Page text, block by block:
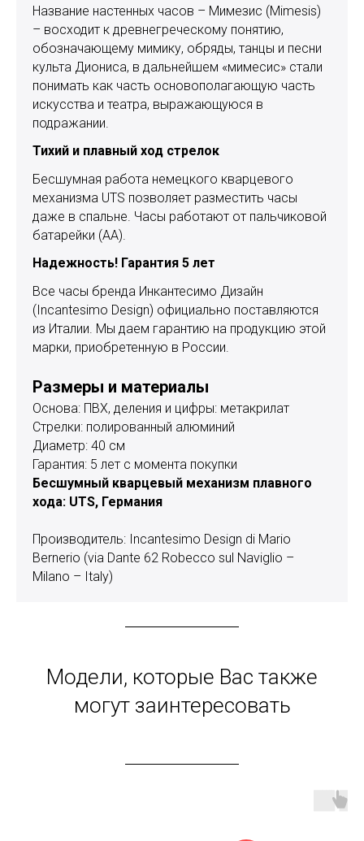
Название настенных часов – Мимезис (Mimesis)
– восходит к древнегреческому понятию,
обозначающему мимику, обряды, танцы и песни
культа Диониса, в дальнейшем «мимесис» стали
понимать как часть основополагающую часть
искусства и театра, выражающуюся в
подражании.
Тихий и плавный ход стрелок
Бесшумная работа немецкого кварцевого
механизма UTS позволяет разместить часы
даже в спальне. Часы работают от пальчиковой
батарейки (АА).
Надежность! Гарантия 5 лет
Все часы бренда Инкантесимо Дизайн
(Incantesimo Design) официально поставляются
из Италии. Мы даем гарантию на продукцию этой
марки, приобретенную в России.
Размеры и материалы
Основа: ПВХ, деления и цифры: метакрилат
Стрелки: полированный алюминий
Диаметр: 40 см
Гарантия: 5 лет с момента покупки
Бесшумный кварцевый механизм плавного
хода: UTS, Германия
Производитель: Incantesimo Design di Mario
Bernerio (via Dante 62 Robecco sul Naviglio –
Milano – Italy)
Модели, которые Вас также
могут заинтересовать